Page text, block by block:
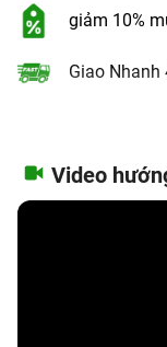
giảm 10%
Giao Nhanh
Video